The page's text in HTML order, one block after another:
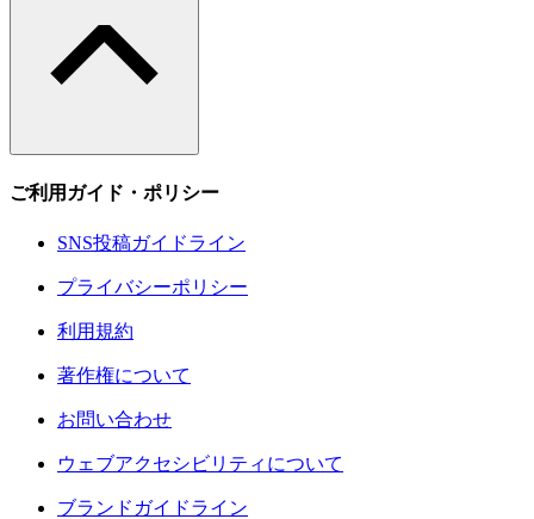
ご利用ガイド・ポリシー
SNS投稿ガイドライン
プライバシーポリシー
利用規約
著作権について
お問い合わせ
ウェブアクセシビリティについて
ブランドガイドライン